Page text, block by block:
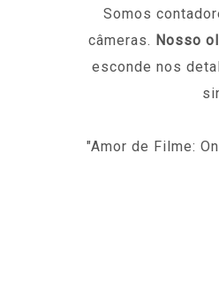
Somos
câmeras. Nosso
esconde nos
"Amor de Filme: